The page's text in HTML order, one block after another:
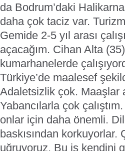
da Bodrum’daki
daha çok taciz var.
Gemide 2-5 yıl arası
açacağım. Cihan Alta
kumarhanelerde
Türkiye’de maalesef
Adaletsizlik çok. Maaşlar
Yabancılarla çok
onlar için daha önemli.
baskısından
uğruyoruz. Bu iş kendini